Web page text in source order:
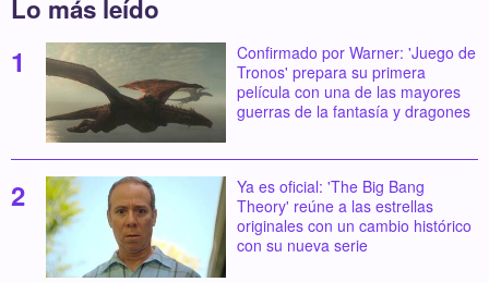
Lo más leído
Confirmado por Warner: 'Juego de
Tronos' prepara su primera
película con una de las mayores
guerras de la fantasía y dragones
Ya es oficial: 'The Big Bang
Theory' reúne a las estrellas
originales con un cambio histórico
con su nueva serie